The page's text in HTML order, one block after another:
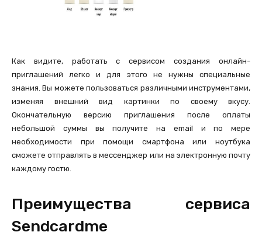
Как видите, работать с сервисом создания онлайн-
приглашений легко и для этого не нужны специальные
знания. Вы можете пользоваться различными инструментами,
изменяя внешний вид картинки по своему вкусу.
Окончательную версию приглашения после оплаты
небольшой суммы вы получите на email и по мере
необходимости при помощи смартфона или ноутбука
сможете отправлять в мессенджер или на электронную почту
каждому гостю.
Преимущества сервиса
Sendcardme